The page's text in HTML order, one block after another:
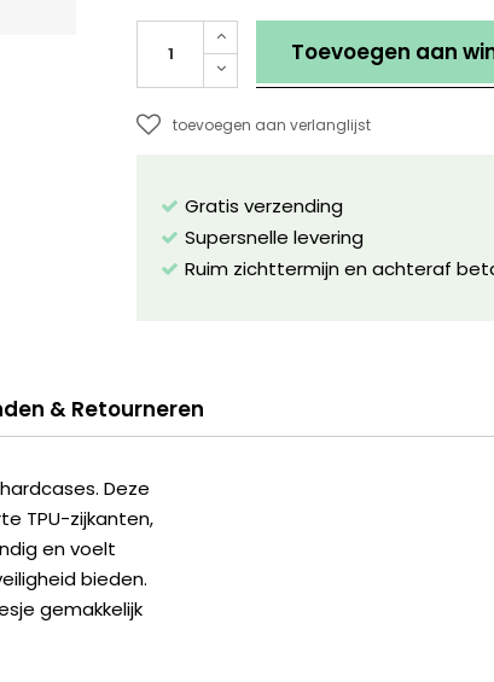
Toevoegen aan
toevoegen aan verlanglijst
Gratis verzending
Supersnelle levering
Ruim zichttermijn en achteraf
& Retourneren
Deze
TPU-zijkanten,
en voelt
bieden.
gemakkelijk